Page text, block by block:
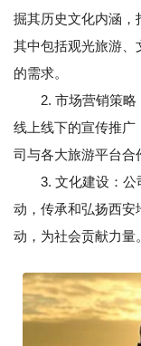
掘其历史文化内涵，
其中包括观光旅游、
的需求。
2. 市场营销策略
线上线下的宣传推广
司与各大旅游平台合
3. 文化建设：公
动，传承和弘扬西安
动，为社会贡献力量。